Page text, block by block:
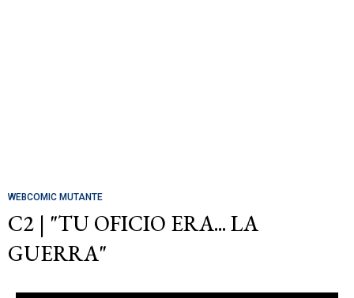
WEBCOMIC MUTANTE
C2 | "TU OFICIO ERA... LA
GUERRA"